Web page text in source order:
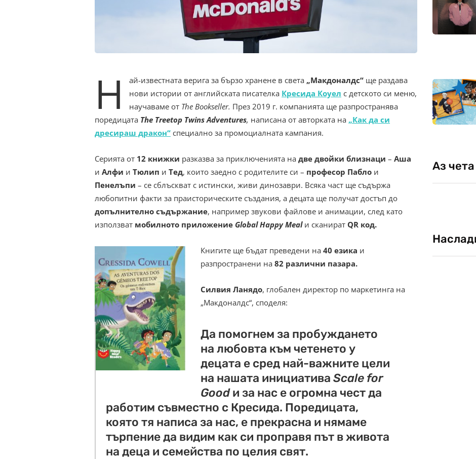
Н ай-известната верига за бързо хранене в света „Макдоналдс“ ще раздава
нови истории от английската писателка Кресида Коуел с детското си меню,
научаваме от The Bookseller. През 2019 г. компанията ще разпространява
поредицата The Treetop Twins Adventures, написана от авторката на „Как да си
дресираш дракон“ специално за промоциалната кампания.
Серията от 12 книжки разказва за приключенията на две двойки близнаци – Аша
и Алфи и Тюлип и Тед, които заедно с родителите си – професор Пабло и
Пенелъпи – се сблъскват с истински, живи динозаври. Всяка част ще съдържа
любопитни факти за праисторическите създания, а децата ще получат достъп до
допълнително съдържание, например звукови файлове и анимации, след като
използват мобилното приложение Global Happy Meal и сканират QR код.
Книгите ще бъдат преведени на 40 езика и
разпространени на 82 различни пазара.
Силвия Ланядо, глобален директор по маркетинга на
„Макдоналдс“, споделя:
Да помогнем за пробуждането
на любовта към четенето у
децата е сред най-важните цели
на нашата инициатива Scale for
Goodи за нас е огромна чест да
работим съвместно с Кресида. Поредицата,
която тя написа за нас, е прекрасна и нямаме
търпение да видим как си проправя път в живота
на деца и семейства по целия свят.
Аз